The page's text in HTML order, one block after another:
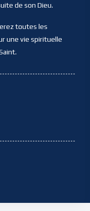
de son Dieu.
toutes les
une vie spirituelle